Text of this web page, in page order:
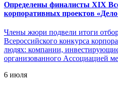
Определены финалисты XIX
корпоративных проектов
Члены жюри подвели итоги
Всероссийского конкурса
людях: компании,
организованного Ассоциацией
6 июля